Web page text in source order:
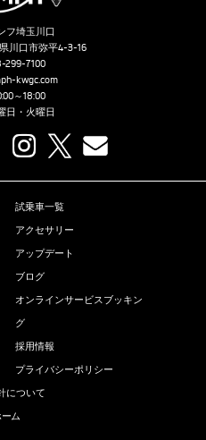
フ埼玉川口
川口市弥平4-3-16
299-7100
kwgc.com
～18:00
日・火曜日
SITE
FacebookInstagram
試乗車一覧
アクセサリー
アップデート
ブログ
オンラインサービスブッキン
グ
採用情報
プライバシーポリシー
について
ム